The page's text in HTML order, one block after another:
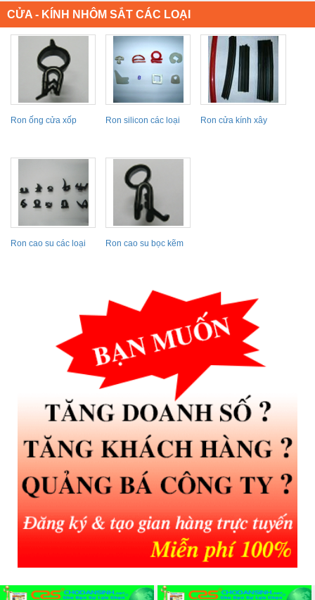
CỬA - KÍNH NHÔM SẮT CÁC LOẠI
Ron ống cửa xốp Ron silicon các loại
Ron cửa kính xây
Ron cao su các loại Ron cao su bọc kẽm